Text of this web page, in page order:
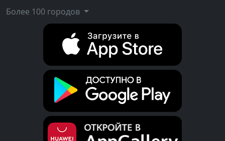
Более 100 городов